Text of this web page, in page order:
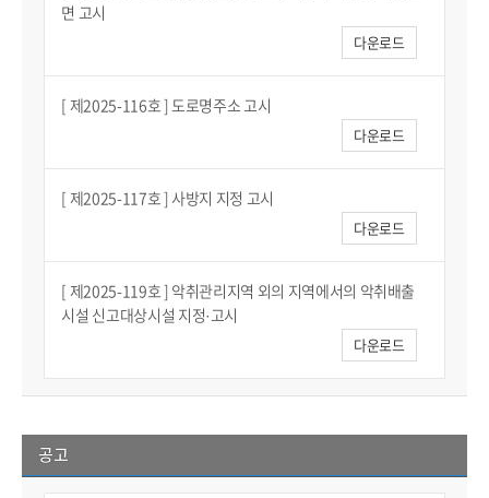
면 고시
다운로드
[ 제2025-116호 ] 도로명주소 고시
다운로드
[ 제2025-117호 ] 사방지 지정 고시
다운로드
[ 제2025-119호 ] 악취관리지역 외의 지역에서의 악취배출
시설 신고대상시설 지정·고시
다운로드
공고